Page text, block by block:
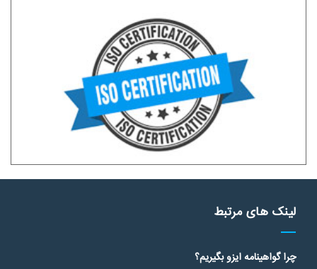
فرصت های اخذ گواهینامه و اعتباربخشی ایزو به طور کامل استفاده
نمی کنند، زیرا از پتانسیل آن به طور کامل آگاهی ندارند. برخی از
سازمان ها فقط در صورت نیاز به تأیید مشتری یا واجد شرایط بودن
برای قرارداد، گواهینامه ایزو را دریافت می کنند و ارزش تجاری قابل
توجهی را بدون استفاده باقی می گذارند.
لینک های مرتبط
چرا گواهینامه ایزو بگیریم؟